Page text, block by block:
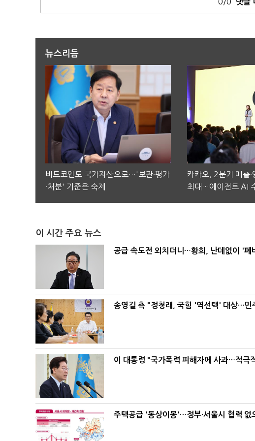
댓글
뉴스리듬
비트코인도 국가자산으로…'보관·평가
·처분' 기준은 숙제
카카오, 2분기 매출·
최대…에이전트 AI
이 시간 주요 뉴스
공급 속도전 외치더니…황희, 난데없이 '폐
송영길 측 "정청래, 국힘 '역선택' 대상…민
이 대통령 "국가폭력 피해자에 사과…적극
주택공급 '동상이몽'…정부·서울시 협력 없